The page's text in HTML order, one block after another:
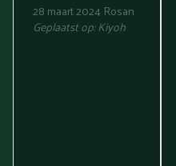
28 maart 2024 Rosan
Geplaatst op:Kiyoh